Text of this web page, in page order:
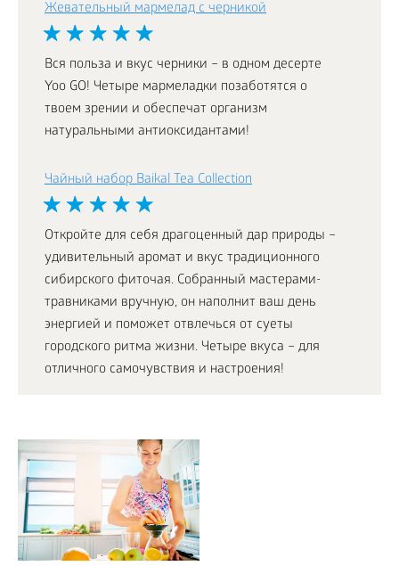
Жевательный мармелад с черникой
Вся польза и вкус черники – в одном десерте
Yoo GO! Четыре мармеладки позаботятся о
твоем зрении и обеспечат организм
натуральными антиоксидантами!
Чайный набор Baikal Tea Collection
Откройте для себя драгоценный дар природы –
удивительный аромат и вкус традиционного
сибирского фиточая. Собранный мастерами-
травниками вручную, он наполнит ваш день
энергией и поможет отвлечься от суеты
городского ритма жизни. Четыре вкуса – для
отличного самочувствия и настроения!